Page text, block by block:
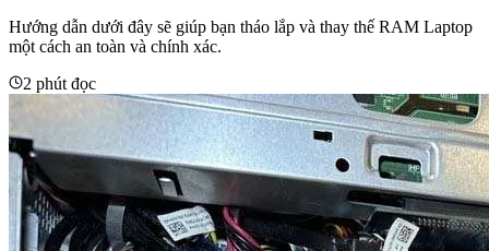
Hướng dẫn dưới đây sẽ giúp bạn tháo lắp và thay thế RAM Laptop
một cách an toàn và chính xác.
2 phút đọc